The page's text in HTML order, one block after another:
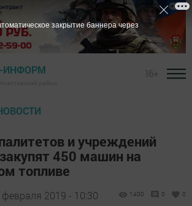
ИНФОРМ
и учреждений
450 машин на
топливе
февраля 2019 - 10:30 1400 0 0
закрытие баннера через